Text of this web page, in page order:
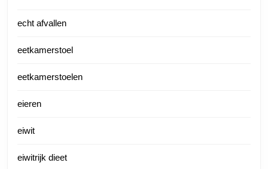
echt afvallen
eetkamerstoel
eetkamerstoelen
eieren
eiwit
eiwitrijk dieet